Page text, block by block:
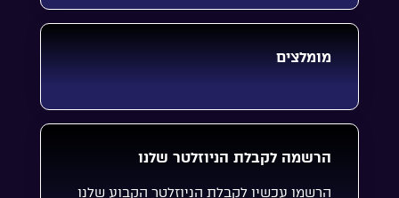
מומלצים
הרשמה לקבלת הניוזלטר שלנו
הרשמו עכשיו לקבלת הניוזלטר הקבוע שלנו